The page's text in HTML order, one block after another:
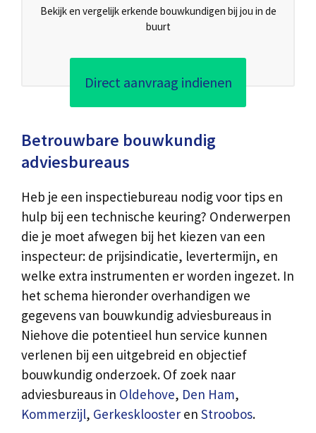
Bekijk en vergelijk erkende bouwkundigen bij jou in de
buurt
Direct aanvraag indienen
Betrouwbare bouwkundig
adviesbureaus
Heb je een inspectiebureau nodig voor tips en
hulp bij een technische keuring? Onderwerpen
die je moet afwegen bij het kiezen van een
inspecteur: de prijsindicatie, levertermijn, en
welke extra instrumenten er worden ingezet. In
het schema hieronder overhandigen we
gegevens van bouwkundig adviesbureaus in
Niehove die potentieel hun service kunnen
verlenen bij een uitgebreid en objectief
bouwkundig onderzoek. Of zoek naar
adviesbureaus in Oldehove, Den Ham,
Kommerzijl, Gerkesklooster en Stroobos.